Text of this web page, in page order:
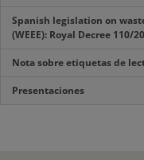
Spanish legislation on
(WEEE): Royal Decree 110/
Nota sobre etiquetas de
Presentaciones